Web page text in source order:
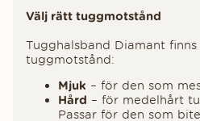
Välj rätt tuggmotstånd
Tugghalsband Diamant
tuggmotstånd:
Mjuk – för den som
Hård – för medelhårt
Passar för den som